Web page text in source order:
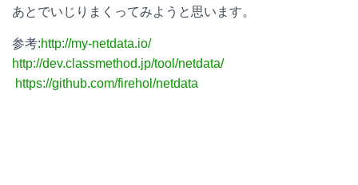
あとでいじりまくってみようと思います。
参考:http://my-netdata.io/
http://dev.classmethod.jp/tool/netdata/
https://github.com/firehol/netdata